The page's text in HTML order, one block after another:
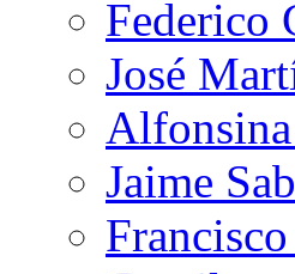
Federico
José
Jaime